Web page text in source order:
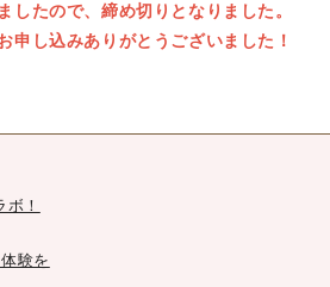
したので、締め切りとなりました。
申し込みありがとうございました！
！
験を